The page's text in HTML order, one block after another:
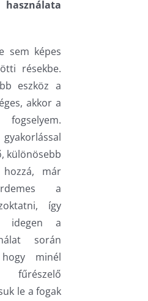
sem képes
résekbe.
eszköz a
akkor a
különösebb
már
a
így
idegen a
során
minél
fűrészelő
le a fogak